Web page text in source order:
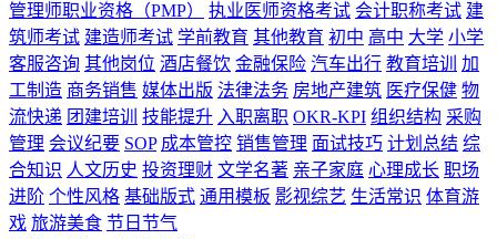
管理师职业资格（PMP）
执业医师资格考试 会计职称考试 建
筑师考试 建造师考试 学前教育 其他教育 初中 高中 大学 小学
客服咨询 其他岗位 酒店餐饮 金融保险 汽车出行 教育培训
加
工制造 商务销售 媒体出版 法律法务 房地产建筑 医疗保健 物
流快递 团建培训 技能提升 入职离职 OKR-KPI 组织结构 采购
管理 会议纪要 SOP 成本管控 销售管理 面试技巧 计划总结 综
合知识 人文历史 投资理财 文学名著 亲子家庭 心理成长 职场
进阶 个性风格 基础版式 通用模板 影视综艺 生活常识 体育游
戏 旅游美食 节日节气